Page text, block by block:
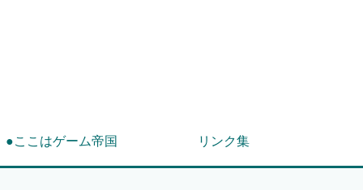
●ここはゲーム帝国 リンク集